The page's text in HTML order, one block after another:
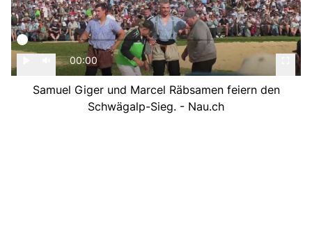
00:00
Samuel Giger und Marcel Räbsamen feiern den
Schwägalp-Sieg. - Nau.ch